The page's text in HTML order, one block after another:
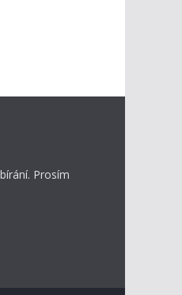
Prosím